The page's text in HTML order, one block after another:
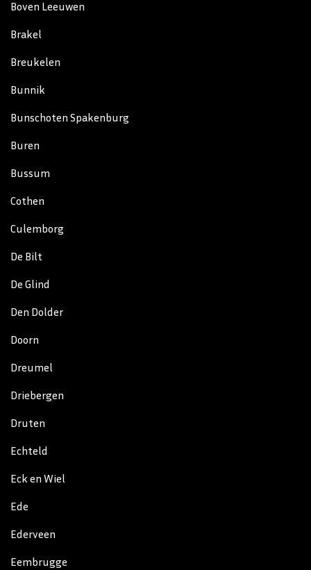
Boven Leeuwen
Brakel
Breukelen
Bunnik
Bunschoten Spakenburg
Buren
Bussum
Cothen
Culemborg
De Bilt
De Glind
Den Dolder
Doorn
Dreumel
Driebergen
Druten
Echteld
Eck en Wiel
Ede
Ederveen
Eembrugge